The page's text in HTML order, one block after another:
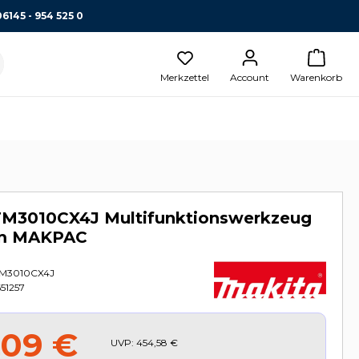
- 954 525 0
Merkzettel Account Warenkorb
Multifunktionswerkzeug
MAKPAC
€ UVP: 454,58 €